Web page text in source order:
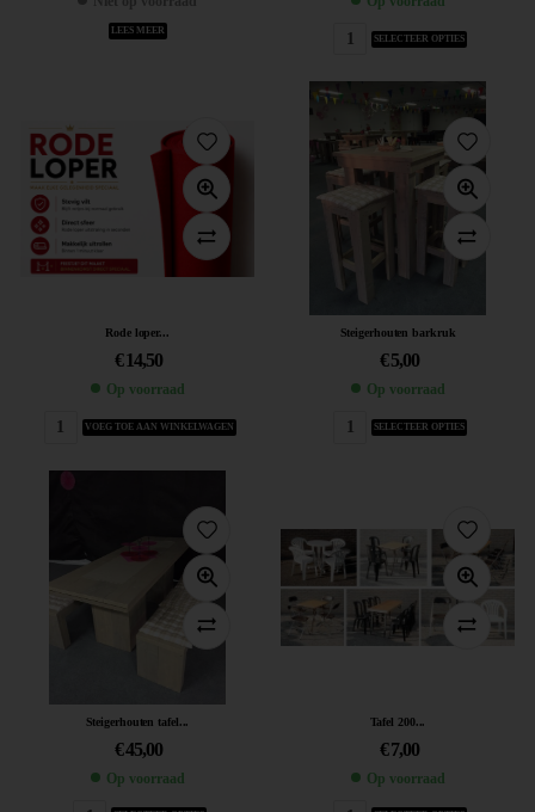
LEES MEER
SELECTEER OPTIES
Rode loper...
€14,50
Op voorraad
VOEG TOE AAN WINKELWAGEN
Steigerhouten barkruk
€ 5,00
Op voorraad
SELECTEER OPTIES
Steigerhouten tafel...
€45,00
Op voorraad
Tafel 200...
€ 7,00
Op voorraad